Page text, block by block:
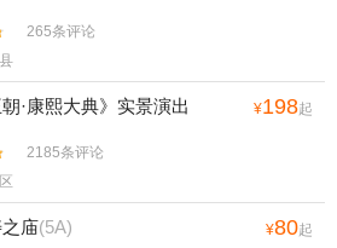
265条评论
朝·康熙大典》实景演出 ¥198起
2185条评论
庙(5A) ¥80起